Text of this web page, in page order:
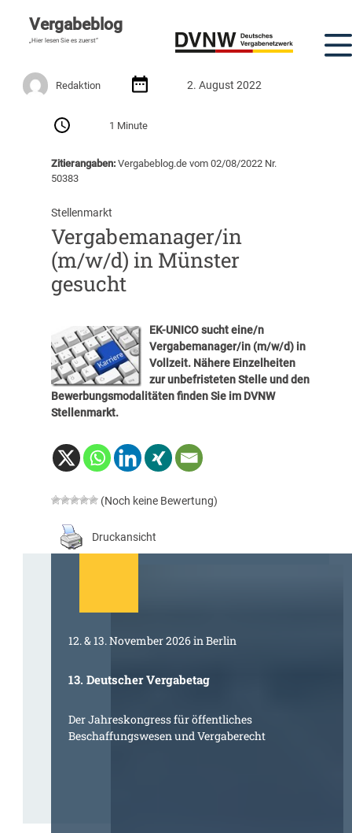
Vergabeblog
„Hier lesen Sie es zuerst“
Redaktion 2. August 2022
1 Minute
Zitierangaben:Vergabeblog.de vom 02/08/2022 Nr.
50383
Stellenmarkt
Vergabemanager/in
(m/w/d) in Münster
gesucht
EK-UNICO sucht eine/n
Vergabemanager/in (m/w/d) in
Vollzeit. Nähere Einzelheiten
zur unbefristeten Stelle und den
Bewerbungsmodalitäten finden Sie im DVNW
Stellenmarkt.
(Noch keine Bewertung)
Druckansicht
12. & 13. November 2026 in Berlin
13. Deutscher Vergabetag
Der Jahreskongress für öffentliches
Beschaffungswesen und Vergaberecht